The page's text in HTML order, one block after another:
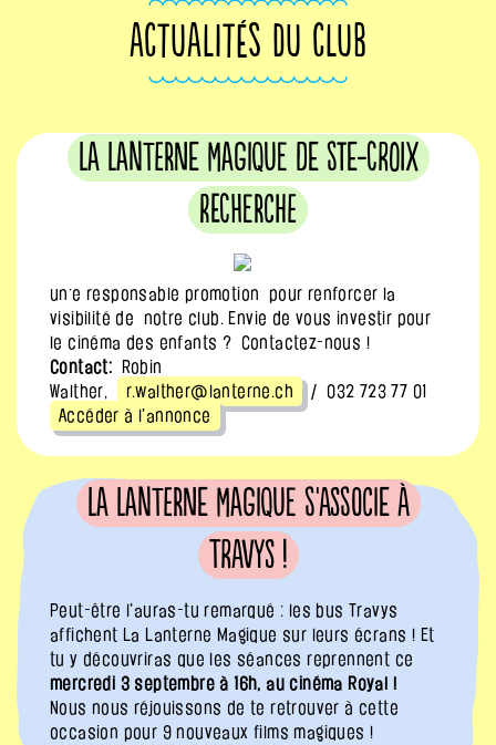
ACTUALITÉS DU CLUB
La Lanterne Magique de Ste-Croix
recherche
un·e responsable promotion pour renforcer la
visibilité de notre club. Envie de vous investir pour
le cinéma des enfants ? Contactez-nous !
Contact:
Robin
Walther,
r.walther@lanterne.ch
/ 032 723 77 01
Accéder à l'annonce
La Lanterne Magique s'associe à
Travys !
Peut-être l'auras-tu remarqué : les bus Travys
affichent La Lanterne Magique sur leurs écrans ! Et
tu y découvriras que les séances reprennent ce
mercredi 3 septembre à 16h, au cinéma Royal !
Nous nous réjouissons de te retrouver à cette
occasion pour 9 nouveaux films magiques !